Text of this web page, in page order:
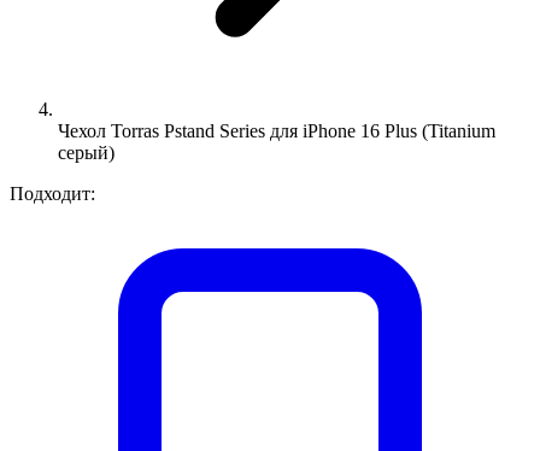
Чехол Torras Pstand Series для iPhone 16 Plus (Titanium
серый)
Подходит: